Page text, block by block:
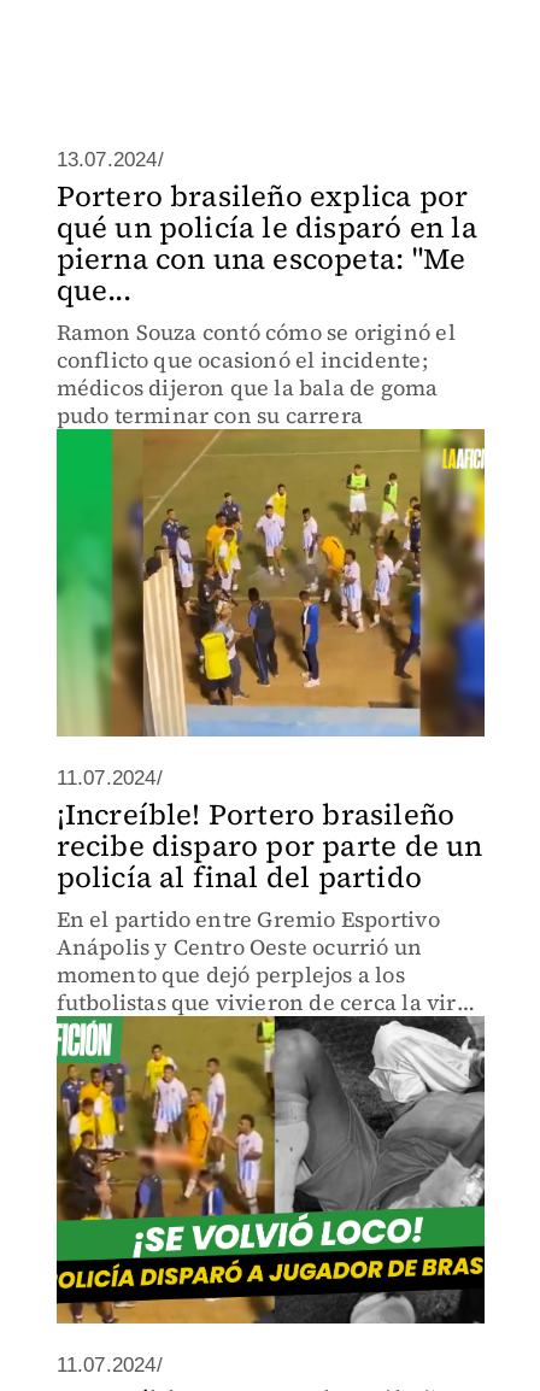
13.07.2024/
Portero brasileño explica por
qué un policía le disparó en la
pierna con una escopeta: "Me
que...
Ramon Souza contó cómo se originó el
conflicto que ocasionó el incidente;
médicos dijeron que la bala de goma
pudo terminar con su carrera
11.07.2024/
¡Increíble! Portero brasileño
recibe disparo por parte de un
policía al final del partido
En el partido entre Gremio Esportivo
Anápolis y Centro Oeste ocurrió un
momento que dejó perplejos a los
futbolistas que vivieron de cerca la viral
escena que le está dando la vuelta al
mundo.
11.07.2024/